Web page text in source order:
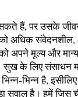
हैं, पर उसके
को अधिक
अपने मूल्य और
सुख के लिए संसाधन
भिन्न है, इसीलिए
सवाल है। हमें जिस